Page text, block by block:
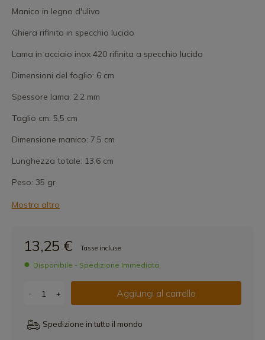
Manico in legno d'ulivo
Ghiera rifinita in specchio lucido
Lama in acciaio inox 420 rifinita a specchio lucido
Dimensioni del foglio: 6 cm
Spessore lama: 2,2 mm
Taglio cm: 5,5 cm
Dimensione manico: 7,5 cm
Lunghezza totale: 13,6 cm
Peso: 35 gr
Mostra altro
13,25 € Tasse incluse
Disponibile - Spedizione Immediata
- + Aggiungi al carrello
Spedizione in tutto il mondo